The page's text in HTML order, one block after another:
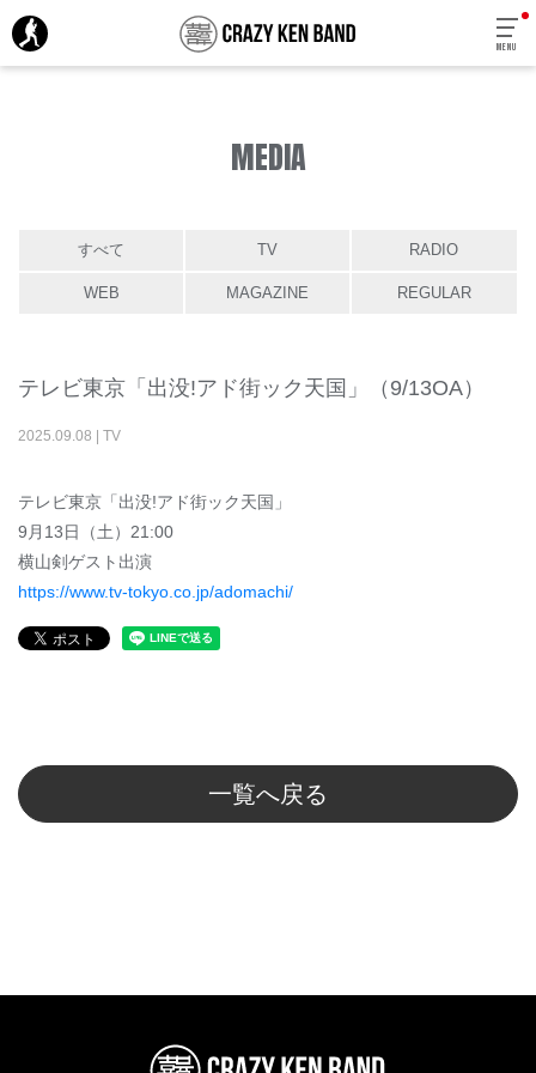
MENU
MEDIA
すべて TV RADIO
WEB MAGAZINE REGULAR
テレビ東京「出没!アド街ック天国」（9/13OA）
2025.09.08 TV
テレビ東京「出没!アド街ック天国」
9月13日（土）21:00
横山剣ゲスト出演
https://www.tv-tokyo.co.jp/adomachi/
一覧へ戻る